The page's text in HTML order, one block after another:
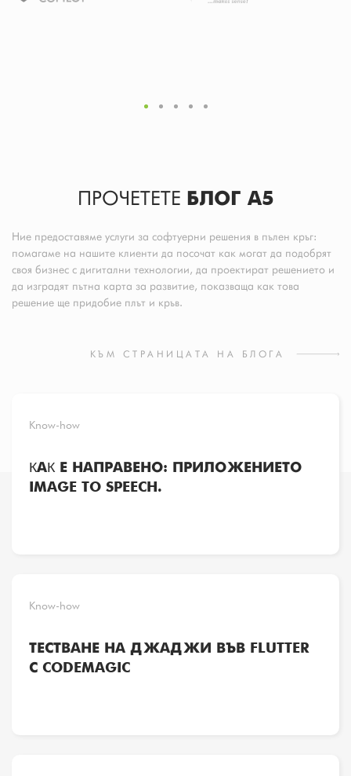
ПРОЧЕТЕТЕ БЛОГ A5
Ние предоставяме услуги за софтуерни решения в пълен кръг:
помагаме на нашите клиенти да посочат как могат да подобрят
своя бизнес с дигитални технологии, да проектират решението и
да изградят пътна карта за развитие, показваща как това
решение ще придобие плът и кръв.
КЪМ СТРАНИЦАТА НА БЛОГА
Know-how
КАК Е НАПРАВЕНО: ПРИЛОЖЕНИЕТО
IMAGE TO SPEECH.
Know-how
ТЕСТВАНЕ НА ДЖАДЖИ ВЪВ FLUTTER
С CODEMAGIC